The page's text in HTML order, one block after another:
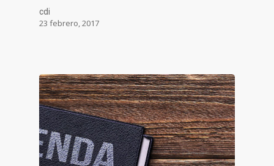
cdi
23 febrero, 2017